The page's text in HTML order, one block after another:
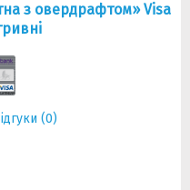
з овердрафтом» Visa
(0)